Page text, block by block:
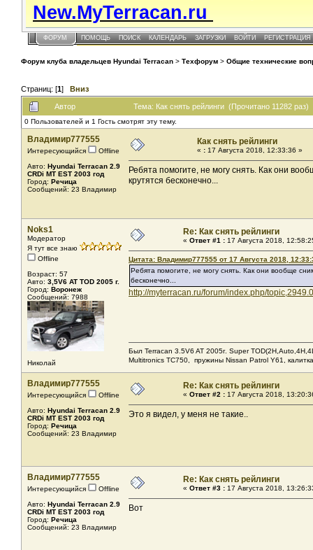
New.MyTerracan.ru
ФОРУМ ПОМОЩЬ ПОИСК КАЛЕНДАРЬ ЗАГРУЗКИ ВОЙТИ РЕГИСТРАЦИЯ
Форум клуба владельцев Hyundai Terracan > Техфорум > Общие технические
Страниц: [1] Вниз
Автор Тема: Как снять рейлинги (Прочитано 11282 раз)
0 Пользователей и 1 Гость смотрят эту тему.
Владимир777555
Интересующийся
Offline
Авто: Hyundai Terracan 2.9
CRDi МТ EST 2003 год
Город: Речица
Сообщений: 23 Владимир
Как снять рейлинги
« : 17 Августа 2018, 12:33:36 »
Ребята помогите, не могу снять. Как они
крутятся бесконечно...
Noks1
Модератор
Я тут все знаю
Offline
Возраст: 57
Авто: 3,5V6 AT TOD 2005 г.
Город: Воронеж
Сообщений: 7988
Николай
Re: Как снять рейлинги
« Ответ #1 : 17 Августа 2018,
Цитата: Владимир777555 от 17 Августа 2018,
Ребята помогите, не могу снять. Как они вообще
бесконечно...
http://myterracan.ru/forum/index.php/
Был Terracan 3.5V6 AT 2005г. Super
Мultitronics TC750, пружины Nissan Patrol Y61, калитка
Владимир777555
Интересующийся
Offline
Авто: Hyundai Terracan 2.9
CRDi МТ EST 2003 год
Город: Речица
Сообщений: 23 Владимир
Re: Как снять рейлинги
« Ответ #2 : 17 Августа 2018,
Это я видел, у меня не такие..
Владимир777555
Интересующийся
Offline
Авто: Hyundai Terracan 2.9
CRDi МТ EST 2003 год
Город: Речица
Сообщений: 23 Владимир
Re: Как снять рейлинги
« Ответ #3 : 17 Августа 2018,
Вот